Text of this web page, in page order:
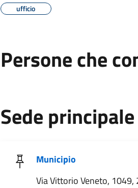
ufficio
Persone che
Sede principale
Municipio
Via Vittorio Veneto, 1049,